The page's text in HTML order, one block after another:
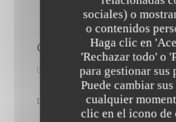
sociales) o
o contenidos
Haga clic en
'Rechazar todo' o
para gestionar sus
Puede cambiar
cualquier
clic en el icono de
Gault&Millau
01/03/2017
Le Bistrot du Maquis 12/20